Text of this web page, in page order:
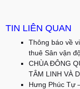
TIN LIÊN QUAN
Thông báo về
thuê Sân vận
CHÙA ĐÔNG
TÂM LINH VÀ
Hưng Phúc Tự